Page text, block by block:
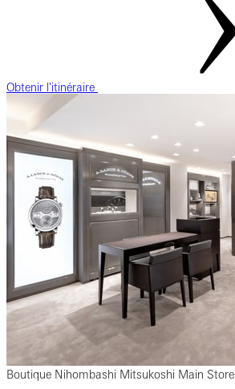
Obtenir l'itinéraire
Boutique Nihombashi Mitsukoshi Main Store